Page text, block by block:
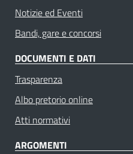
Notizie ed Eventi
Bandi, gare e concorsi
DOCUMENTI E DATI
Trasparenza
Albo pretorio online
Atti normativi
ARGOMENTI